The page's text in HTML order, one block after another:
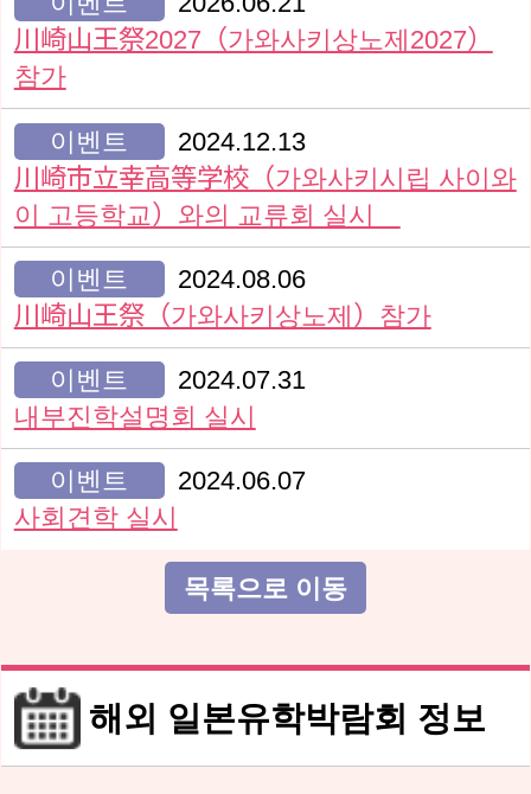
川崎山王祭2027（가와사키상노제2027）
참가
이벤트
2024.12.13
川崎市立幸高等学校（가와사키시립 사이와
이 고등학교）와의 교류회 실시
이벤트
2024.08.06
川崎山王祭（가와사키상노제）참가
이벤트
2024.07.31
내부진학설명회 실시
이벤트
2024.06.07
사회견학 실시
목록으로 이동
해외 일본유학박람회 정보